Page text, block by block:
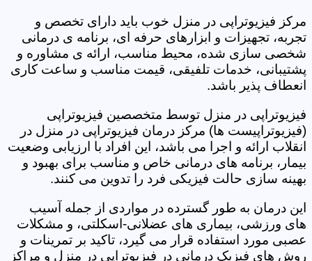
مرکز فیزیوتراپی در منزل خوب باید دارای تخصص و
تجربه، تجهیزات و ابزارهای حرفه ای، برنامه ی درمانی
شخصی سازی شده، محیط مناسب، ارائه ی مشاوره و
پشتیبانی، خدمات تلفیقی، قیمت مناسب و ساعت کاری
انعطاف پذیر باشد.
فیزیوتراپی در منزل توسط متخصصین فیزیوتراپی
(فیزیوتراپیست ها) مرکز درمان فیزیوتراپی در منزل در
انقلاب ارائه و اجرا می باشد، این افراد با ارزیابی وضعیت
بیمار، برنامه های درمانی خاص و مناسب برای بهبود و
بهینه سازی حالت فیزیکی فرد را تدوین می کنند.
این درمان به طور گسترده در مواردی از جمله آسیب
های ورزشی، بیماری های عضلانی-اسکلتی، و مشکلات
عصبی مورد استفاده قرار می گیرد، تاکید بر تمرینات و
روش های فیزیک درمانی در فیزیوتراپی در منزل و مراکز